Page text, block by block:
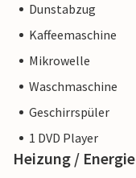
Dunstabzug
Kaffeemaschine
Mikrowelle
Waschmaschine
Geschirrspüler
1 DVD Player
Heizung / Energie